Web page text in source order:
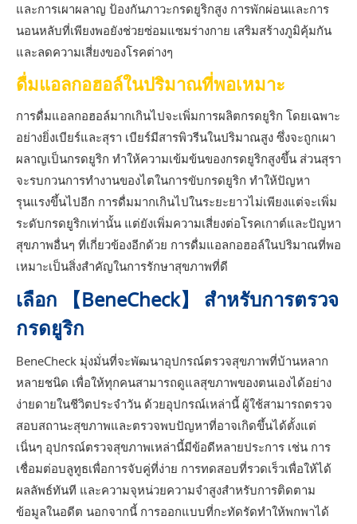
และการเผาผลาญ ป้องกันภาวะกรดยูริกสูง การพักผ่อนและการ
นอนหลับที่เพียงพอยังช่วยซ่อมแซมร่างกาย เสริมสร้างภูมิคุ้มกัน
และลดความเสี่ยงของโรคต่างๆ
ดื่มแอลกอฮอล์ในปริมาณที่พอเหมาะ
การดื่มแอลกอฮอล์มากเกินไปจะเพิ่มการผลิตกรดยูริก โดยเฉพาะ
อย่างยิ่งเบียร์และสุรา เบียร์มีสารพิวรีนในปริมาณสูง ซึ่งจะถูกเผา
ผลาญเป็นกรดยูริก ทำให้ความเข้มข้นของกรดยูริกสูงขึ้น ส่วนสุรา
จะรบกวนการทำงานของไตในการขับกรดยูริก ทำให้ปัญหา
รุนแรงขึ้นไปอีก การดื่มมากเกินไปในระยะยาวไม่เพียงแต่จะเพิ่ม
ระดับกรดยูริกเท่านั้น แต่ยังเพิ่มความเสี่ยงต่อโรคเกาต์และปัญหา
สุขภาพอื่นๆ ที่เกี่ยวข้องอีกด้วย การดื่มแอลกอฮอล์ในปริมาณที่พอ
เหมาะเป็นสิ่งสำคัญในการรักษาสุขภาพที่ดี
เลือก 【BeneCheck】 สำหรับการตรวจ
กรดยูริก
BeneCheck มุ่งมั่นที่จะพัฒนาอุปกรณ์ตรวจสุขภาพที่บ้านหลาก
หลายชนิด เพื่อให้ทุกคนสามารถดูแลสุขภาพของตนเองได้อย่าง
ง่ายดายในชีวิตประจำวัน ด้วยอุปกรณ์เหล่านี้ ผู้ใช้สามารถตรวจ
สอบสถานะสุขภาพและตรวจพบปัญหาที่อาจเกิดขึ้นได้ตั้งแต่
เนิ่นๆ อุปกรณ์ตรวจสุขภาพเหล่านี้มีข้อดีหลายประการ เช่น การ
เชื่อมต่อบลูทูธเพื่อการจับคู่ที่ง่าย การทดสอบที่รวดเร็วเพื่อให้ได้
ผลลัพธ์ทันที และความจุหน่วยความจำสูงสำหรับการติดตาม
ข้อมูลในอดีต นอกจากนี้ การออกแบบที่กะทัดรัดทำให้พกพาได้